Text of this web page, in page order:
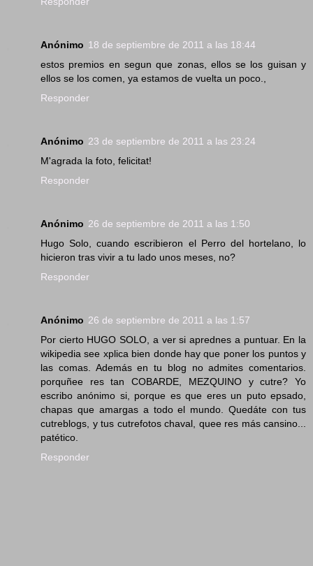
Anónimo 18 de septiembre de 2011 a las 18:44
estos premios en segun que zonas, ellos se los guisan y
ellos se los comen, ya estamos de vuelta un poco.,
Responder
Anónimo 23 de septiembre de 2011 a las 23:24
M'agrada la foto, felicitat!
Responder
Anónimo 26 de septiembre de 2011 a las 1:50
Hugo Solo, cuando escribieron el Perro del hortelano, lo
hicieron tras vivir a tu lado unos meses, no?
Responder
Anónimo 26 de septiembre de 2011 a las 1:57
Por cierto HUGO SOLO, a ver si aprednes a puntuar. En la
wikipedia see xplica bien donde hay que poner los puntos y
las comas. Además en tu blog no admites comentarios.
porquñee res tan COBARDE, MEZQUINO y cutre? Yo
escribo anónimo si, porque es que eres un puto epsado,
chapas que amargas a todo el mundo. Quedáte con tus
cutreblogs, y tus cutrefotos chaval, quee res más cansino...
patético.
Responder